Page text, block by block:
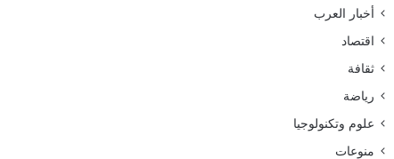
أخبار العرب
اقتصاد
ثقافة
رياضة
علوم وتكنولوجيا
منوعات